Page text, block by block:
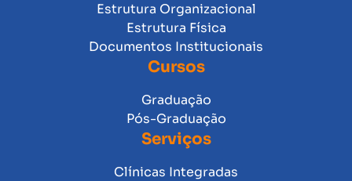
Estrutura Organizacional
Estrutura Física
Documentos Institucionais
Cursos
Graduação
Pós-Graduação
Serviços
Clínicas Integradas